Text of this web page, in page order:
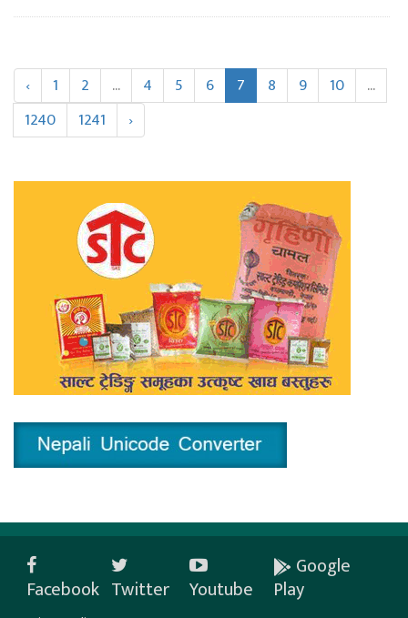
‹ 1 2 ... 4 5 6 7 8 9 10
...
1240
1241 ›
Facebook Twitter Youtube
Google
Play